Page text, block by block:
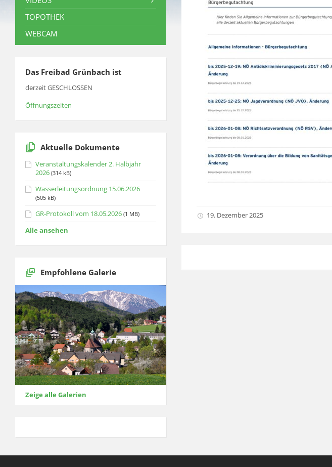
19. Dezember 2025
TOPOTHEK
WEBCAM
Das Freibad Grünbach ist
derzeit GESCHLOSSEN
Öffnungszeiten
Aktuelle Dokumente
Veranstaltungskalender 2. Halbjahr
2026 (314 kB)
Wasserleitungsordnung 15.06.2026
(505 kB)
GR-Protokoll vom 18.05.2026 (1 MB)
Alle ansehen
Empfohlene Galerie
Zeige alle Galerien